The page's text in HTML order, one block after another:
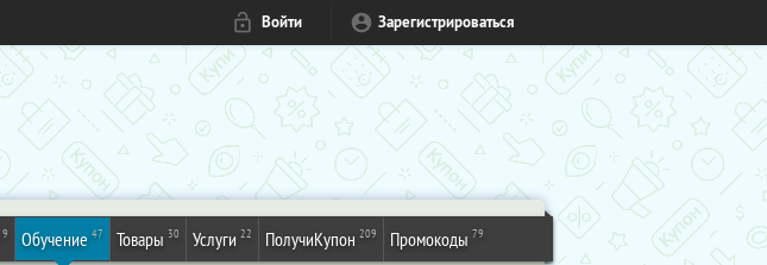
Войти Зарегистрироваться
9 Обучение 47 Товары 30 Услуги 22 ПолучиКупон 209 Промокоды 79